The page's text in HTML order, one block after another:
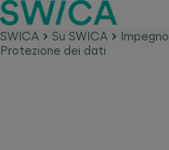
SWICA Su SWICA Impegno
Protezione dei dati